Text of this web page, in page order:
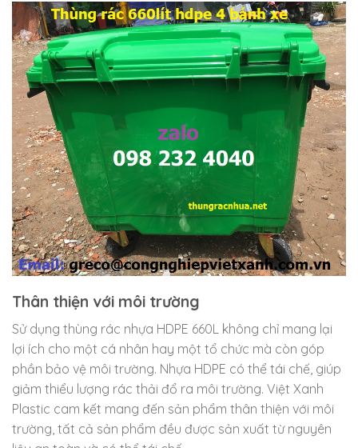
Thân thiện với môi trường
Sử dụng thùng rác nhựa HDPE 660L không chỉ mang lại
lợi ích cho một cá nhân hay một tổ chức mà còn góp
phần bảo vệ môi trường. Nhựa HDPE có thể tái chế, giúp
giảm thiểu lượng rác thải đổ ra môi trường. Việt Xanh
Plastic cam kết mang đến sản phẩm thân thiện với môi
trường, tất cả sản phẩm đều được sản xuất từ nguyên